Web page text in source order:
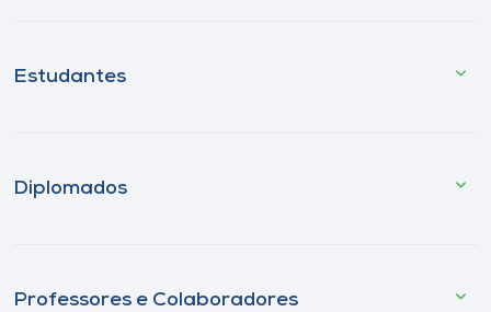
Estudantes
Diplomados
Professores e Colaboradores